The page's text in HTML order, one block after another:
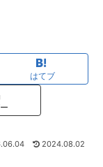
はてブ
2024.08.02